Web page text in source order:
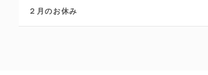
２月のお休み